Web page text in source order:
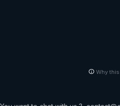
Why this